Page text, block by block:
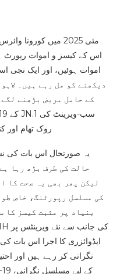
مئی 2025 میں
دیکھنے کو مل رہے ہیں۔
کے حامل مریض بڑھنے
یہ صورتحال اس بات کی
لیکن پھر بھی یہ صحت کا
کی مسلسل رپورٹنگ، خاص
بنیاد پر مثبت کیسز کا
ایڈوائزری کا اجرا اس بات
نگرانی کر رہے ہیں اور